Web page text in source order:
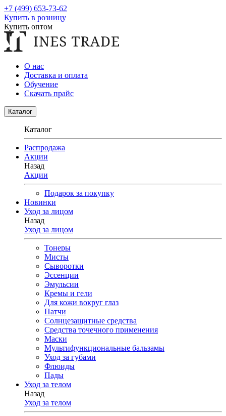
+7 (499) 653-73-62
Купить в розницу
Купить оптом
О нас
Доставка и оплата
Обучение
Скачать прайс
Каталог
Каталог
Распродажа
Акции
Назад
Акции
Подарок за покупку
Новинки
Уход за лицом
Назад
Уход за лицом
Тонеры
Мисты
Сыворотки
Эссенции
Эмульсии
Кремы и гели
Для кожи вокруг глаз
Патчи
Солнцезащитные средства
Средства точечного применения
Маски
Мультифункциональные бальзамы
Уход за губами
Флюиды
Пады
Уход за телом
Назад
Уход за телом